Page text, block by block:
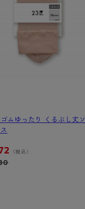
キング選び
ムゆったり くるぶし丈ソ
（税込）